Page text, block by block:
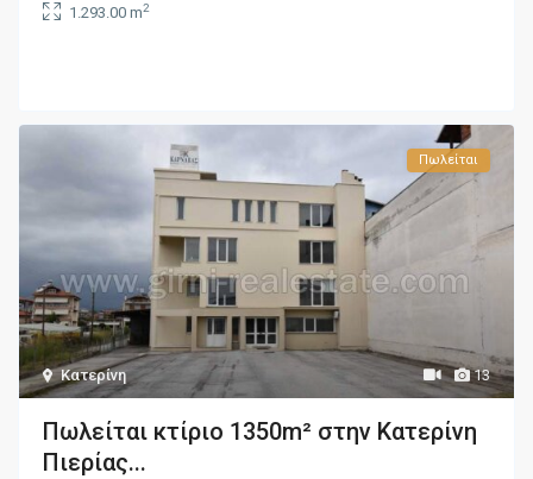
1.293.00 m2
13
Κατερίνη
Πωλείται
Πωλείται κτίριο 1350m² στην Κατερίνη
Πιερίας...